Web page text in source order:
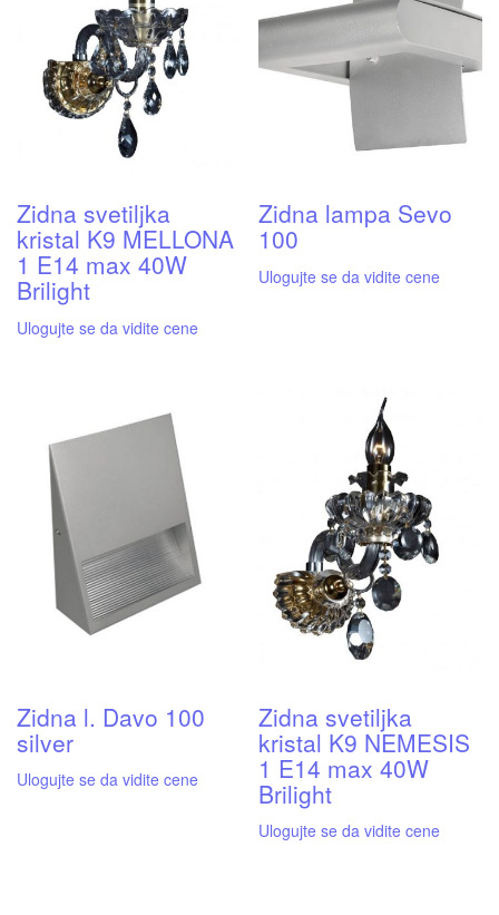
Zidna svetiljka
kristal K9 MELLONA
1 E14 max 40W
Brilight
Ulogujte se da vidite cene
Zidna lampa Sevo
100
Ulogujte se da vidite cene
Zidna l. Davo 100
silver
Ulogujte se da vidite cene
Zidna svetiljka
kristal K9 NEMESIS
1 E14 max 40W
Brilight
Ulogujte se da vidite cene